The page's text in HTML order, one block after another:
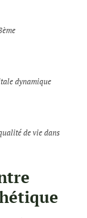
dynamique
de vie dans